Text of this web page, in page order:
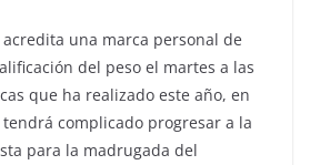
una marca personal de
del peso el martes a las
que ha realizado este año, en
complicado progresar a la
para la madrugada del